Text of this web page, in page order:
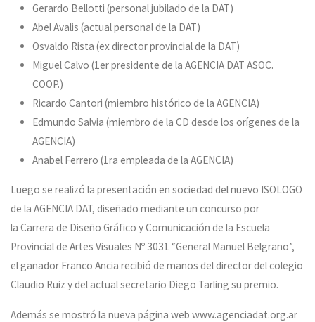
Gerardo Bellotti (personal jubilado de la DAT)
Abel Avalis (actual personal de la DAT)
Osvaldo Rista (ex director provincial de la DAT)
Miguel Calvo (1er presidente de la AGENCIA DAT ASOC.
COOP.)
Ricardo Cantori (miembro histórico de la AGENCIA)
Edmundo Salvia (miembro de la CD desde los orígenes de la
AGENCIA)
Anabel Ferrero (1ra empleada de la AGENCIA)
Luego se realizó la presentación en sociedad del nuevo ISOLOGO
de la AGENCIA DAT, diseñado mediante un concurso por
la Carrera de Diseño Gráfico y Comunicación de la Escuela
Provincial de Artes Visuales Nº 3031 “General Manuel Belgrano”,
el ganador Franco Ancia recibió de manos del director del colegio
Claudio Ruiz y del actual secretario Diego Tarling su premio.
Además se mostró la nueva página web www.agenciadat.org.ar